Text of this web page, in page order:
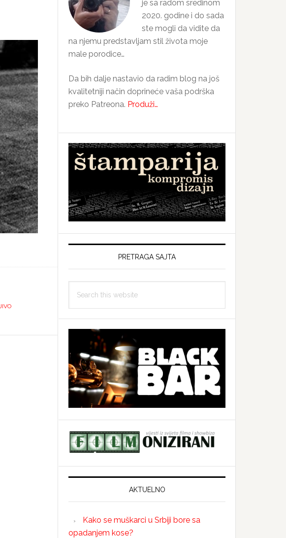
je sa radom sredinom
2020. godine i do sada
ste mogli da vidite da
na njemu predstavljam stil života moje
male porodice…
Da bih dalje nastavio da radim blog na još
kvalitetniji način doprineće vaša podrška
preko Patreona. Produži…
PRETRAGA SAJTA
this
AKTUELNO
Kako se muškarci u Srbiji bore sa
opadanjem kose?